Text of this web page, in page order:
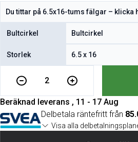
Bultcirkel
Storlek
2
Beräknad leverans , 11 - 17 Aug
Delbetala räntefritt från
Visa alla